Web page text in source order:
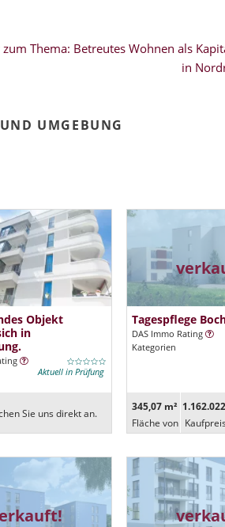
Thema: Betreutes Wohnen als
in
UMGEBUNG
Objekt
in
Aktuell in Prüfung
Sie uns direkt an.
Tagespflege
DAS Immo Rating
Kategorien
345,07 m²
Fläche von